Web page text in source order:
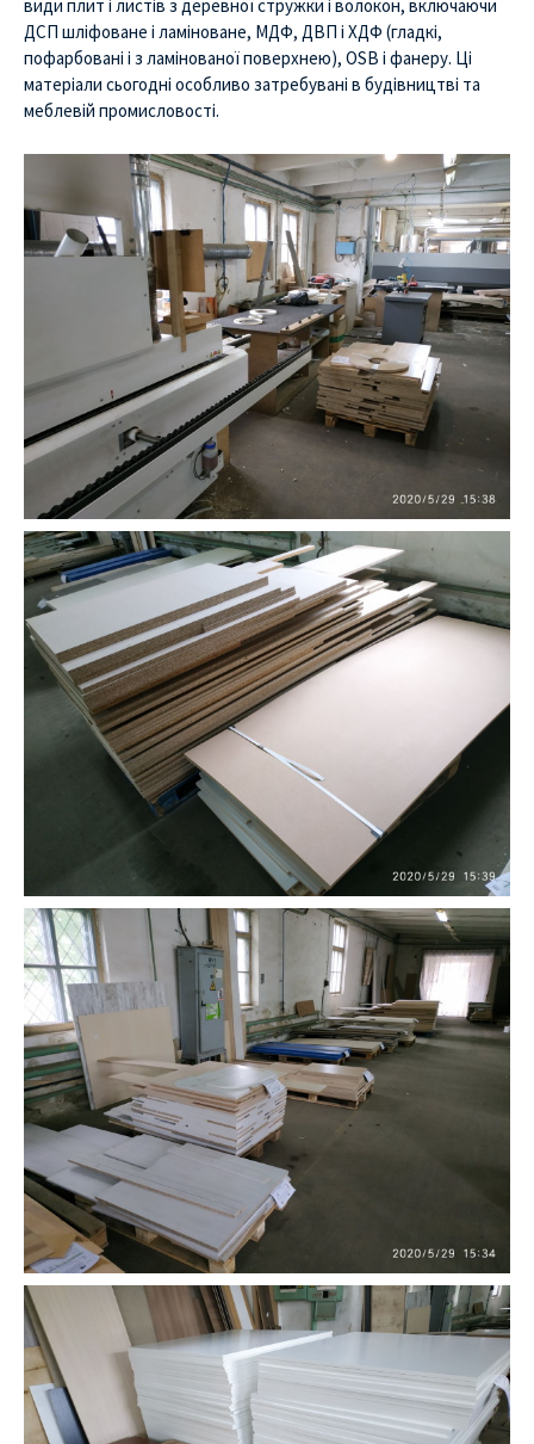
види плит і листів з деревної стружки і волокон, включаючи
ДСП шліфоване і ламіноване, МДФ, ДВП і ХДФ (гладкі,
пофарбовані і з ламінованої поверхнею), OSB і фанеру. Ці
матеріали сьогодні особливо затребувані в будівництві та
меблевій промисловості.